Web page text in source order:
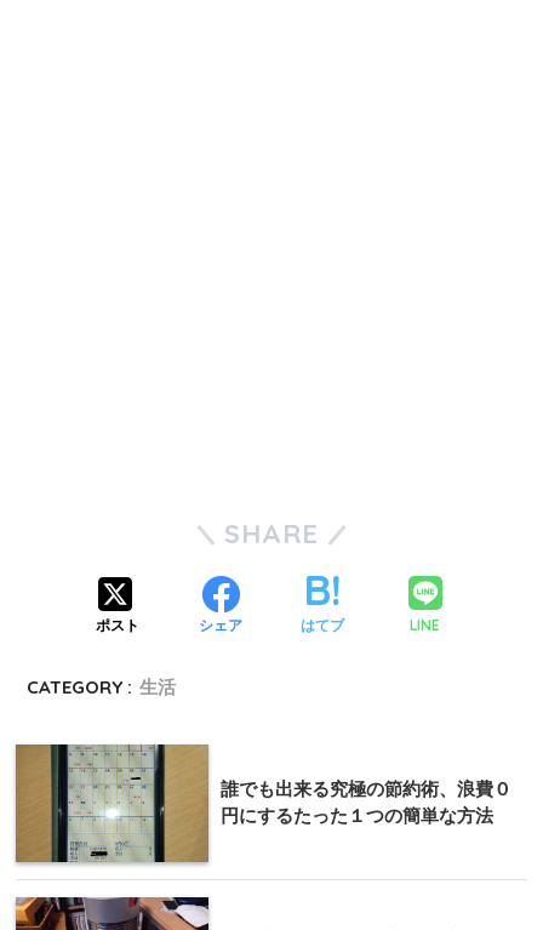
SHARE
ポスト シェア はてブ LINE
CATEGORY : 生活
誰でも出来る究極の節約術、浪費０
円にするたった１つの簡単な方法